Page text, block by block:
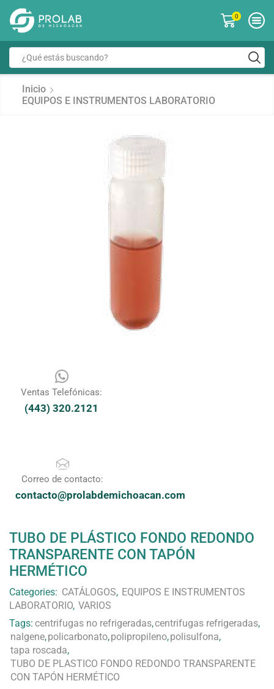
0
Inicio
EQUIPOS E INSTRUMENTOS LABORATORIO
Ventas Telefónicas:
(443) 320.2121
Correo de contacto:
contacto@prolabdemichoacan.com
TUBO DE PLÁSTICO FONDO REDONDO
TRANSPARENTE CON TAPÓN
HERMÉTICO
Categories: CATÁLOGOS, EQUIPOS E INSTRUMENTOS
LABORATORIO, VARIOS
Tags: centrifugas no refrigeradas,centrifugas refrigeradas,
nalgene,policarbonato,polipropileno,polisulfona,
tapa roscada,
TUBO DE PLASTICO FONDO REDONDO TRANSPARENTE
CON TAPÓN HERMÉTICO